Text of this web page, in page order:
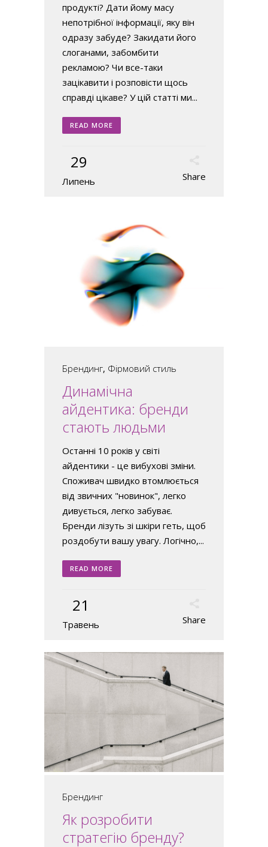
продукті? Дати йому масу
непотрібної інформації, яку він
одразу забуде? Закидати його
слоганами, забомбити
рекламою? Чи все-таки
зацікавити і розповісти щось
справді цікаве? У цій статті ми...
READ MORE
29
Липень Share
Брендинг, Фірмовий стиль
Динамічна
айдентика: бренди
стають людьми
Останні 10 років у світі
айдентики - це вибухові зміни.
Споживач швидко втомлюється
від звичних "новинок", легко
дивується, легко забуває.
Бренди лізуть зі шкіри геть, щоб
роздобути вашу увагу. Логічно,...
READ MORE
21
Травень Share
Брендинг
Як розробити
стратегію бренду?